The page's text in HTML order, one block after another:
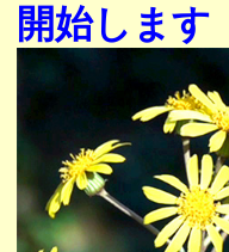
開始します